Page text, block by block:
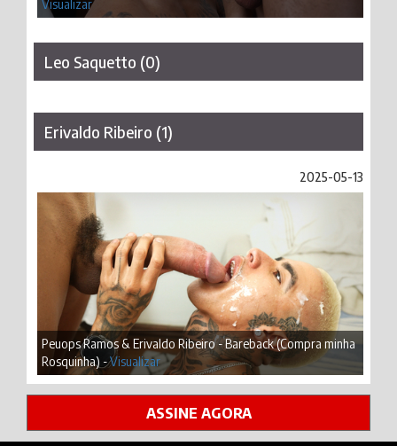
Visualizar
Leo Saquetto (0)
Erivaldo Ribeiro (1)
2025-05-13
Peuops Ramos & Erivaldo Ribeiro - Bareback (Compra minha
Rosquinha) -Visualizar
ASSINE AGORA